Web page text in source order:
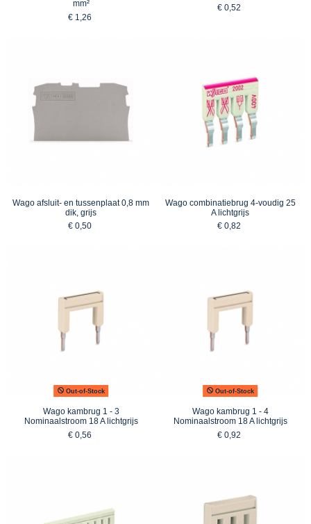
mm²
€ 1,26
€ 0,52
Wago afsluit- en tussenplaat 0,8 mm
dik, grijs
€ 0,50
Wago combinatiebrug 4-voudig 25
A lichtgrijs
€ 0,82
Out-of-Stock
Wago kambrug 1 - 3
Nominaalstroom 18 A lichtgrijs
€ 0,56
Out-of-Stock
Wago kambrug 1 - 4
Nominaalstroom 18 A lichtgrijs
€ 0,92